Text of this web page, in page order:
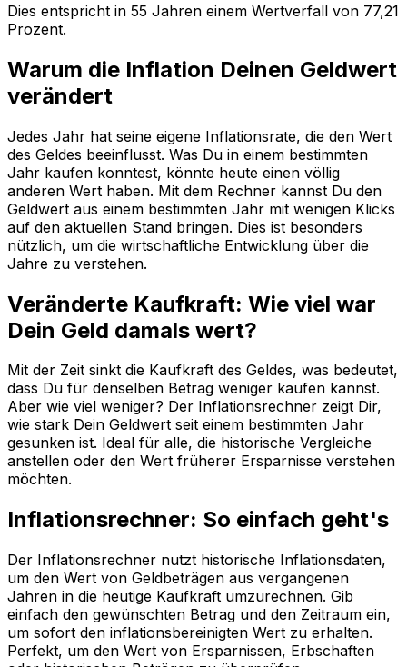
Dies entspricht in 55 Jahren einem Wertverfall von 77,21
Prozent.
Warum die Inflation Deinen Geldwert
verändert
Jedes Jahr hat seine eigene Inflationsrate, die den Wert
des Geldes beeinflusst. Was Du in einem bestimmten
Jahr kaufen konntest, könnte heute einen völlig
anderen Wert haben. Mit dem Rechner kannst Du den
Geldwert aus einem bestimmten Jahr mit wenigen Klicks
auf den aktuellen Stand bringen. Dies ist besonders
nützlich, um die wirtschaftliche Entwicklung über die
Jahre zu verstehen.
Veränderte Kaufkraft: Wie viel war
Dein Geld damals wert?
Mit der Zeit sinkt die Kaufkraft des Geldes, was bedeutet,
dass Du für denselben Betrag weniger kaufen kannst.
Aber wie viel weniger? Der Inflationsrechner zeigt Dir,
wie stark Dein Geldwert seit einem bestimmten Jahr
gesunken ist. Ideal für alle, die historische Vergleiche
anstellen oder den Wert früherer Ersparnisse verstehen
möchten.
Inflationsrechner: So einfach geht's
Der Inflationsrechner nutzt historische Inflationsdaten,
um den Wert von Geldbeträgen aus vergangenen
Jahren in die heutige Kaufkraft umzurechnen. Gib
einfach den gewünschten Betrag und den Zeitraum ein,
um sofort den inflationsbereinigten Wert zu erhalten.
Perfekt, um den Wert von Ersparnissen, Erbschaften